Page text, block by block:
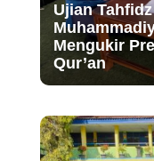
Ujian
Mengukir
Qur’an